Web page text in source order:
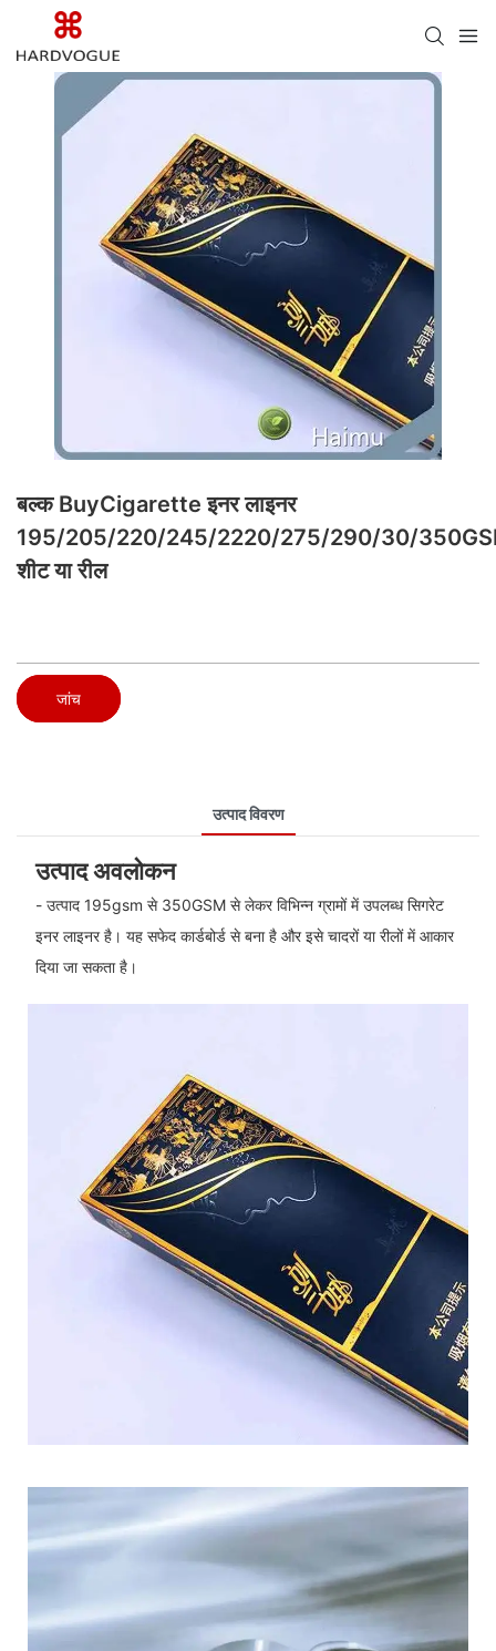
बल्क BuyCigarette इनर लाइनर
195/205/220/245/2220/275/290/30/
शीट या रील
जांच
उत्पाद विवरण
उत्पाद अवलोकन
- उत्पाद 195gsm से 350GSM से लेकर विभिन्न ग्रामों में उपलब्ध सिगरेट
इनर लाइनर है। यह सफेद कार्डबोर्ड से बना है और इसे चादरों या रीलों में आकार
दिया जा सकता है।